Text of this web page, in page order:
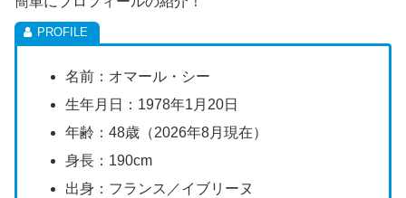
名前：オマール・シー
生年月日：1978年1月20日
年齢：48歳（2026年8月現在）
身長：190cm
出身：フランス／イブリーヌ